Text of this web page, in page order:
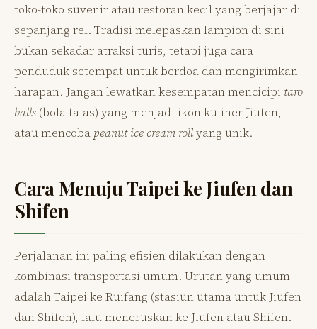
toko-toko suvenir atau restoran kecil yang berjajar di
sepanjang rel. Tradisi melepaskan lampion di sini
bukan sekadar atraksi turis, tetapi juga cara
penduduk setempat untuk berdoa dan mengirimkan
harapan. Jangan lewatkan kesempatan mencicipi taro
balls (bola talas) yang menjadi ikon kuliner Jiufen,
atau mencoba peanut ice cream rollyang unik.
Cara Menuju Taipei ke Jiufen dan
Shifen
Perjalanan ini paling efisien dilakukan dengan
kombinasi transportasi umum. Urutan yang umum
adalah Taipei ke Ruifang (stasiun utama untuk Jiufen
dan Shifen), lalu meneruskan ke Jiufen atau Shifen.